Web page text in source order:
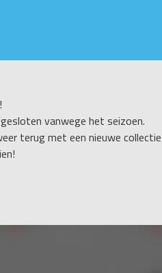
vanwege het seizoen.
terug met een nieuwe